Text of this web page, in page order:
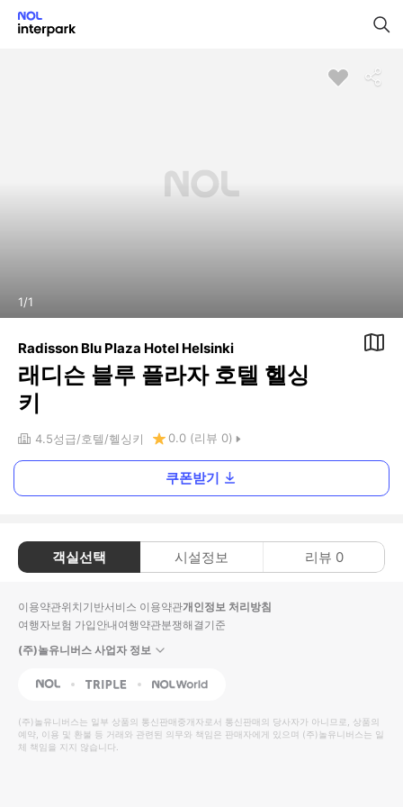
1/1
Radisson Blu Plaza Hotel Helsinki
래디슨 블루 플라자 호텔 헬싱
키
4.5성급 호텔 헬싱키 0.0 (리뷰 0)
쿠폰받기
객실선택 시설정보 리뷰 0
이용약관위치기반서비스 이용약관개인정보 처리방침
여행자보험 가입안내여행약관분쟁해결기준
(주)놀유니버스 사업자 정보
NOL Triple Interpark Global
(주)놀유니버스는 일부 상품의 통신판매중개자로서 통신판매의 당사자가 아니므로, 상품의
예약, 이용 및 환불 등 거래와 관련된 의무와 책임은 판매자에게 있으며 (주)놀유니버스는 일
체 책임을 지지 않습니다.